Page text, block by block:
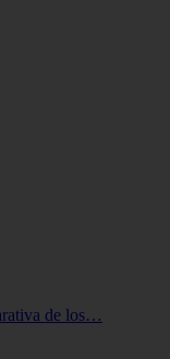
de los…